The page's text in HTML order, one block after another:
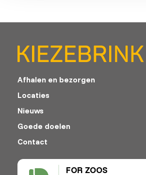
FOR ZOOS
Afhalen en bezorgen
Locaties
Nieuws
Goede doelen
Contact